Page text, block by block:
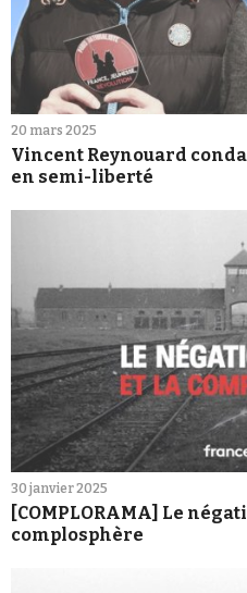
20 mars 2025
Vincent Reynouard
en semi-liberté
30 janvier 2025
[COMPLORAMA] Le
complosphère